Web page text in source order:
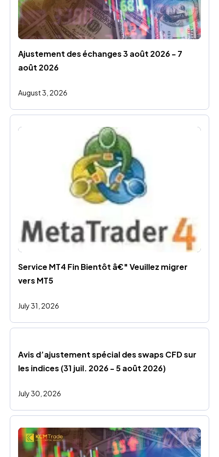
Ajustement des échanges 3 août 2026 - 7
août 2026
August 3, 2026
Service MT4 Fin Bientôt â€" Veuillez migrer
vers MT5
July 31, 2026
Avis d’ajustement spécial des swaps CFD sur
les indices (31 juil. 2026 - 5 août 2026)
July 30, 2026